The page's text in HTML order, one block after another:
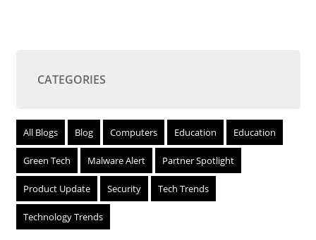
CATEGORIES
All Blogs Blog Computers Education Education
Green Tech Malware Alert Partner Spotlight
Product Update Security Tech Trends
Technology Trends